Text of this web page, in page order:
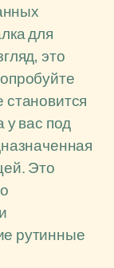
для
это
становится
у вас под
Это
рутинные